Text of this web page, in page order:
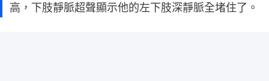
高，下肢靜脈超聲顯示他的左下肢深靜脈全堵住了。